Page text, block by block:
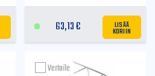
63,13€ LISÄÄ
KORIIN
Vertaile